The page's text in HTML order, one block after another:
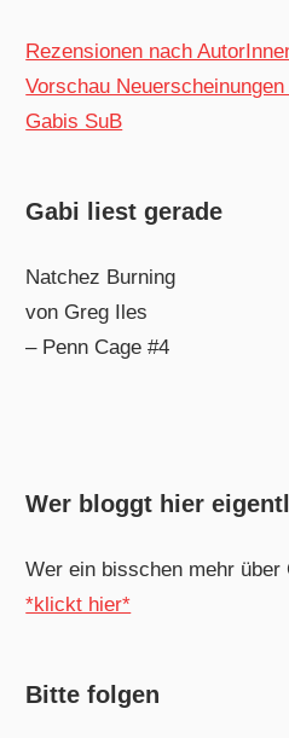
Rezensionen nach
Vorschau
Gabis SuB
Gabi liest gerade
Natchez Burning
von Greg Iles
– Penn Cage #4
Wer bloggt hier
Wer ein bisschen mehr über
*klickt hier*
Bitte folgen